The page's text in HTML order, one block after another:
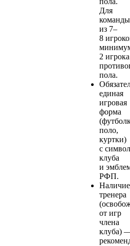
Для
команды
из 7–
8
2 игрока
пола.
единая
игровая
форма
поло,
куртки)
с
клуба
и
РФП.
Наличие
тренера
от игр
члена
клуба)